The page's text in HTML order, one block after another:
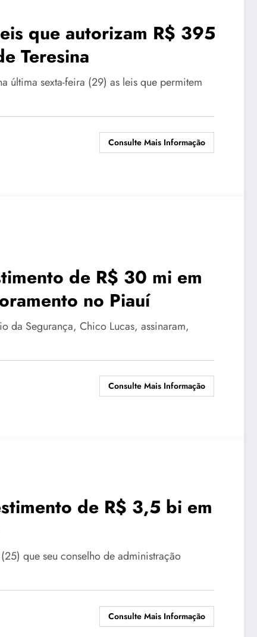
que autorizam R$ 395
Teresina
última sexta-feira (29) as leis que permitem
Consulte Mais Informação
de R$ 30 mi em
no Piauí
da Segurança, Chico Lucas, assinaram,
Consulte Mais Informação
de R$ 3,5 bi em
que seu conselho de administração
Consulte Mais Informação